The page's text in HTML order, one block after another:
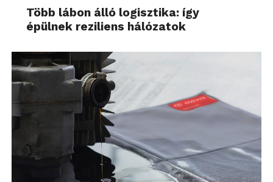
Több lábon álló logisztika: így
épülnek reziliens hálózatok